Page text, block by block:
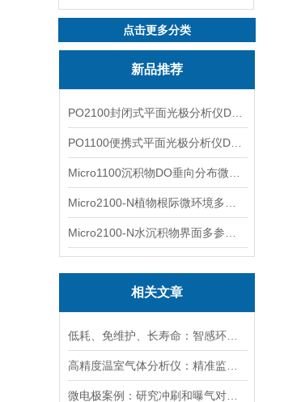
点击更多分类
新品推荐
相关文章